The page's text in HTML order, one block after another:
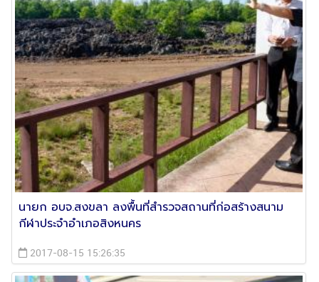
นายก อบจ.สงขลา ลงพื้นที่สำรวจสถานที่ก่อสร้างสนาม
กีฬาประจำอำเภอสิงหนคร
2017-08-15 15:26:35